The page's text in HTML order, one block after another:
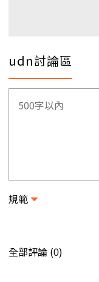
udn討論區
規範
全部評論 (0)